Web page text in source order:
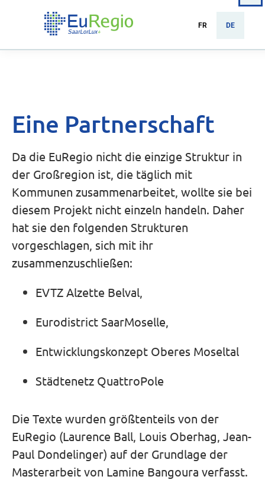
FR DE
Eine Partnerschaft
Da die EuRegio nicht die einzige Struktur in
der Großregion ist, die täglich mit
Kommunen zusammenarbeitet, wollte sie bei
diesem Projekt nicht einzeln handeln. Daher
hat sie den folgenden Strukturen
vorgeschlagen, sich mit ihr
zusammenzuschließen:
EVTZ Alzette Belval,
Eurodistrict SaarMoselle,
Entwicklungskonzept Oberes Moseltal
Städtenetz QuattroPole
Die Texte wurden größtenteils von der
EuRegio (Laurence Ball, Louis Oberhag, Jean-
Paul Dondelinger) auf der Grundlage der
Masterarbeit von Lamine Bangoura verfasst.